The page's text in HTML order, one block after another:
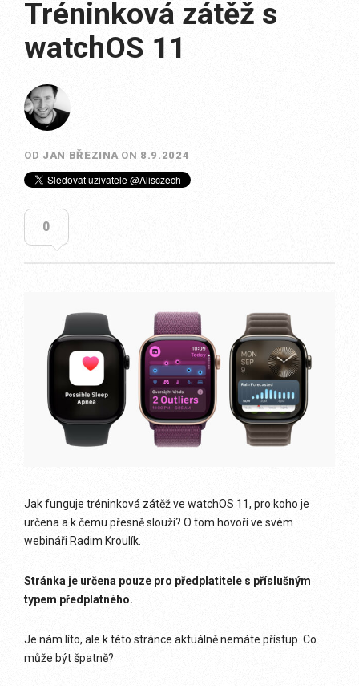
Tréninková zátěž s
watchOS 11
OD JAN BŘEZINA ON 8.9.2024
0
Jak funguje tréninková zátěž ve watchOS 11, pro koho je
určena a k čemu přesně slouží? O tom hovoří ve svém
webináři Radim Kroulík.
Stránka je určena pouze pro předplatitele s příslušným
typem předplatného.
Je nám líto, ale k této stránce aktuálně nemáte přístup. Co
může být špatně?